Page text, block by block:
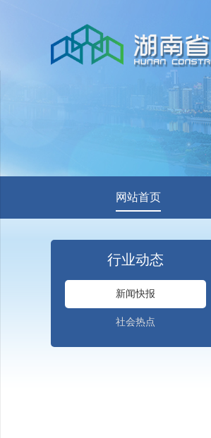
网站首页
行业动态
新闻快报
社会热点